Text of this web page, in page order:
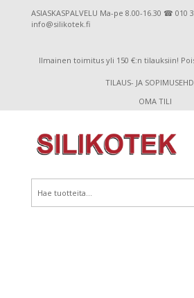
ASIASKASPALVELU Ma-pe 8.00-16.30 ☎ 010
info@silikotek.fi
Ilmainen toimitus yli 150 €:n tilauksiin!
TILAUS- JA
OMA TILI